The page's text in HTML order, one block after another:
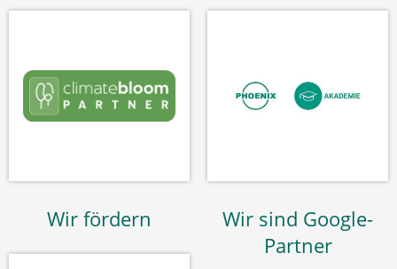
Wir fördern
Wir sind Google-
Partner